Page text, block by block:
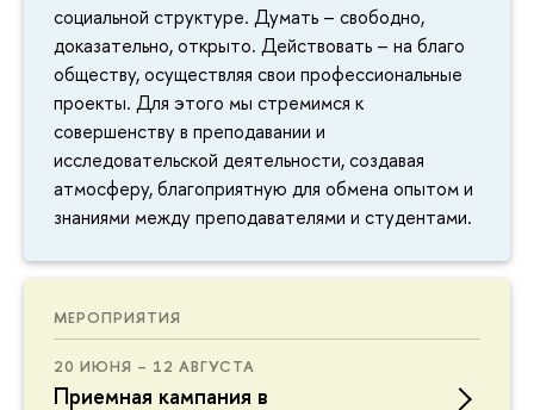
социальной структуре. Думать – свободно,
доказательно, открыто. Действовать – на благо
обществу, осуществляя свои профессиональные
проекты. Для этого мы стремимся к
совершенству в преподавании и
исследовательской деятельности, создавая
атмосферу, благоприятную для обмена опытом и
знаниями между преподавателями и студентами.
МЕРОПРИЯТИЯ
20 ИЮНЯ – 12 АВГУСТА
Приемная кампания в